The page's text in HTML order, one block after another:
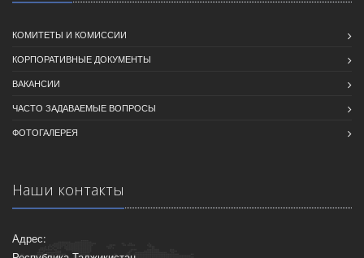
КОМИТЕТЫ И КОМИССИИ
КОРПОРАТИВНЫЕ ДОКУМЕНТЫ
ВАКАНСИИ
ЧАСТО ЗАДАВАЕМЫЕ ВОПРОСЫ
ФОТОГАЛЕРЕЯ
Наши контакты
Адрес: